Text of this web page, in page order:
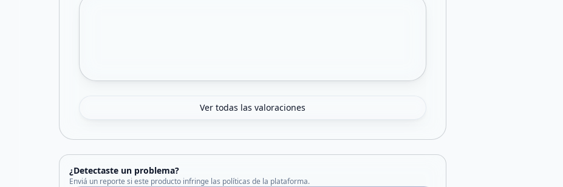
Ver todas las valoraciones
¿Detectaste un problema?
Enviá un reporte si este producto infringe las políticas de la plataforma.